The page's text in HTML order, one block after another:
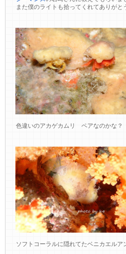
また僕のライトも拾ってくれてありがと
色違いのアカゲカムリ ペアなのかな？
ソフトコーラルに隠れてたベニカエルア